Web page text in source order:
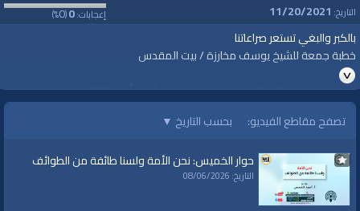
إعجابات:0
(
0
%) التاريخ: 11/20/2021
بالكبر والبغي تستعر صراعاتنا
خطبة جمعة للشيخ يوسف مخارزة / بيت المقدس
الجمعة 14 ربيع الآخر 1443 هـ الموافق 19 تشرين أول 2021م
https://youtu.be/xdK4XWWQ8f4
@قناة الواقية
#قناة_الواقية
تصفح مقاطع الفيديو: بحسب التاريخ ▼
حوار الخميس: نحن الأمة ولسنا طائفة من الطوائف
التاريخ: 08/06/2026